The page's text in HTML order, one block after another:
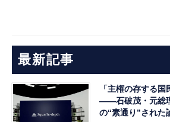
最新記事
「主権の存する
――石破茂・元総
の“素通り”された